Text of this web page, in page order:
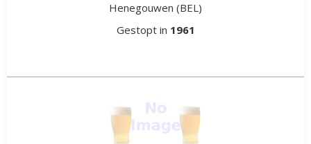
Henegouwen (BEL)
Gestopt in 1961